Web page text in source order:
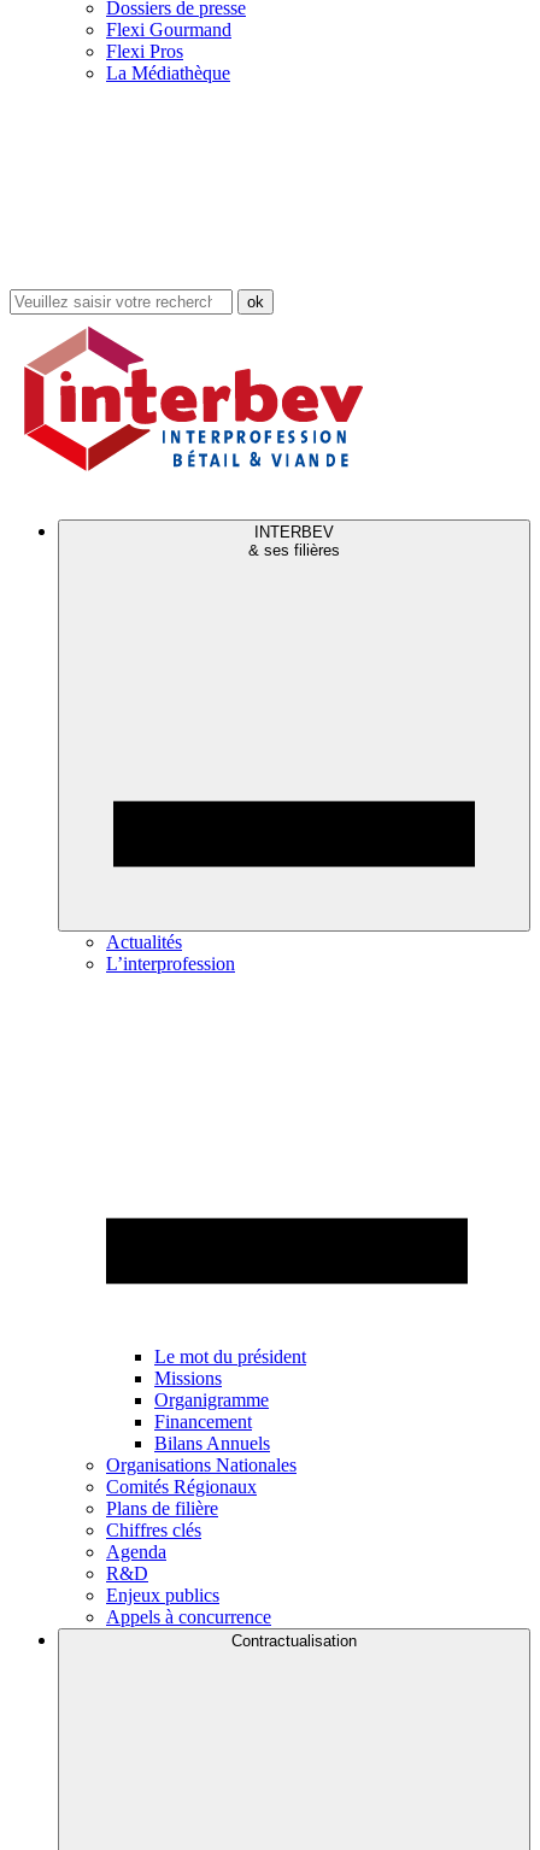
Dossiers de presse
Flexi Gourmand
Flexi Pros
La Médiathèque
Rechercher
dans
site
INTERBEV
& ses filières
Actualités
L’interprofession
Le mot du président
Missions
Organigramme
Financement
Bilans Annuels
Organisations Nationales
Comités Régionaux
Plans de filière
Chiffres clés
Agenda
R&D
Enjeux publics
Appels à concurrence
Contractualisation